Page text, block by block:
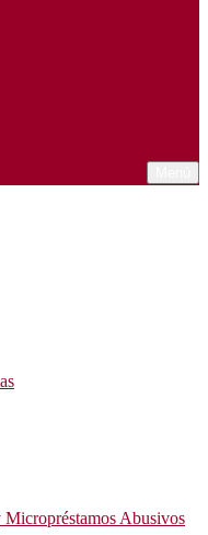
Micropréstamos Abusivos